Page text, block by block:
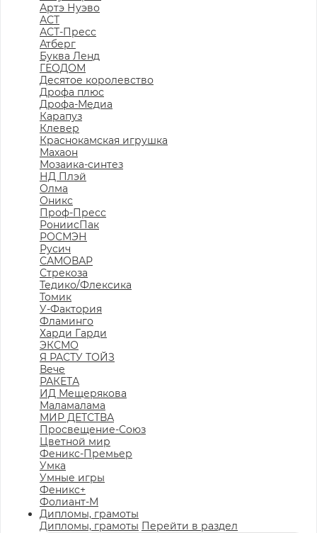
Артэ Нуэво
АСТ
АСТ-Пресс
Атберг
Буква Ленд
ГЕОДОМ
Десятое королевство
Дрофа плюс
Дрофа-Медиа
Карапуз
Клевер
Краснокамская игрушка
Махаон
Мозаика-синтез
НД Плэй
Олма
Оникс
Проф-Пресс
РониисПак
РОСМЭН
Русич
САМОВАР
Стрекоза
Тедико/Флексика
Томик
У-Фактория
Фламинго
Харди Гарди
ЭКСМО
Я РАСТУ ТОЙЗ
Вече
РАКЕТА
ИД Мещерякова
Маламалама
МИР ДЕТСТВА
Просвещение-Союз
Цветной мир
Феникс-Премьер
Умка
Умные игры
Феникс+
Фолиант-М
Дипломы, грамоты
Дипломы, грамоты Перейти в раздел